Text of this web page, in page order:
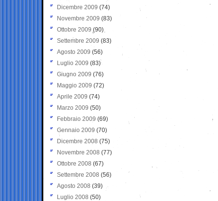
Dicembre 2009 (74)
Novembre 2009 (83)
Ottobre 2009 (90)
Settembre 2009 (83)
Agosto 2009 (56)
Luglio 2009 (83)
Giugno 2009 (76)
Maggio 2009 (72)
Aprile 2009 (74)
Marzo 2009 (50)
Febbraio 2009 (69)
Gennaio 2009 (70)
Dicembre 2008 (75)
Novembre 2008 (77)
Ottobre 2008 (67)
Settembre 2008 (56)
Agosto 2008 (39)
Luglio 2008 (50)